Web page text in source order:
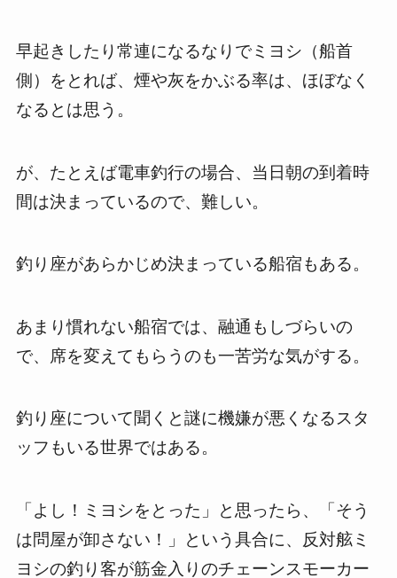
早起きしたり常連になるなりでミヨシ（船首
側）をとれば、煙や灰をかぶる率は、ほぼなく
なるとは思う。
が、たとえば電車釣行の場合、当日朝の到着時
間は決まっているので、難しい。
釣り座があらかじめ決まっている船宿もある。
あまり慣れない船宿では、融通もしづらいの
で、席を変えてもらうのも一苦労な気がする。
釣り座について聞くと謎に機嫌が悪くなるスタ
ッフもいる世界ではある。
「よし！ミヨシをとった」と思ったら、「そう
は問屋が卸さない！」という具合に、反対舷ミ
ヨシの釣り客が筋金入りのチェーンスモーカー